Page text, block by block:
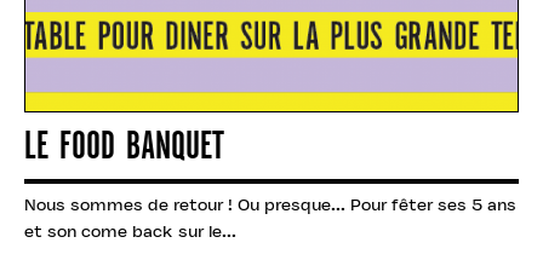
LE FOOD BANQUET
Nous sommes de retour ! Ou presque... Pour fêter ses 5 ans
et son come back sur le...